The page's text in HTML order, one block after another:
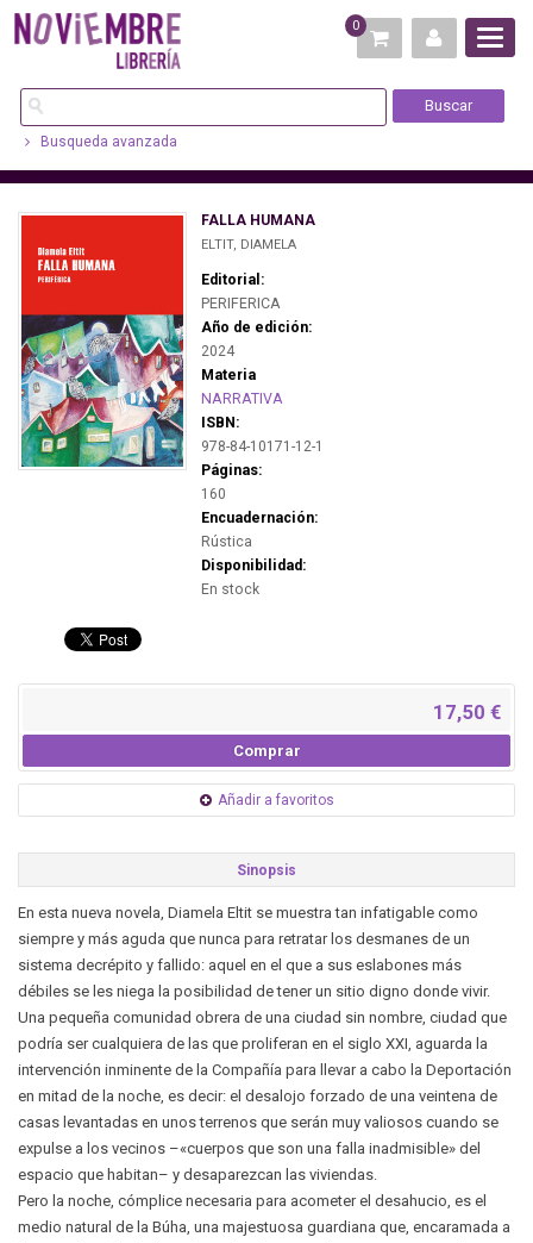
0
Busqueda avanzada
FALLA HUMANA
ELTIT, DIAMELA
Editorial:
PERIFERICA
Año de edición:
2024
Materia
NARRATIVA
ISBN:
978-84-10171-12-1
Páginas:
160
Encuadernación:
Rústica
Disponibilidad:
En stock
17,50 €
Comprar
Añadir a favoritos
Sinopsis
En esta nueva novela, Diamela Eltit se muestra tan infatigable como
siempre y más aguda que nunca para retratar los desmanes de un
sistema decrépito y fallido: aquel en el que a sus eslabones más
débiles se les niega la posibilidad de tener un sitio digno donde vivir.
Una pequeña comunidad obrera de una ciudad sin nombre, ciudad que
podría ser cualquiera de las que proliferan en el siglo XXI, aguarda la
intervención inminente de la Compañía para llevar a cabo la Deportación
en mitad de la noche, es decir: el desalojo forzado de una veintena de
casas levantadas en unos terrenos que serán muy valiosos cuando se
expulse a los vecinos –«cuerpos que son una falla inadmisible» del
espacio que habitan– y desaparezcan las viviendas.
Pero la noche, cómplice necesaria para acometer el desa­hu­cio, es el
medio natural de la Búha, una majestuosa guardiana que, encaramada a